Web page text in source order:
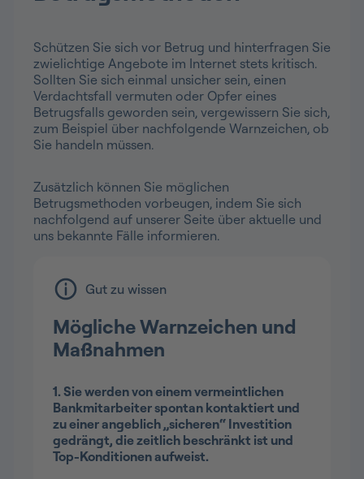
Schützen Sie sich vor Betrug und hinterfragen Sie
zwielichtige Angebote im Internet stets kritisch.
Sollten Sie sich einmal unsicher sein, einen
Verdachtsfall vermuten oder Opfer eines
Betrugsfalls geworden sein, vergewissern Sie sich,
zum Beispiel über nachfolgende Warnzeichen, ob
Sie handeln müssen.
Zusätzlich können Sie möglichen
Betrugsmethoden vorbeugen, indem Sie sich
nachfolgend auf unserer Seite über aktuelle und
uns bekannte Fälle informieren.
Gut zu wissen
Mögliche Warnzeichen und
Maßnahmen
1. Sie werden von einem vermeintlichen
Bankmitarbeiter spontan kontaktiert und
zu einer angeblich „sicheren“ Investition
gedrängt, die zeitlich beschränkt ist und
Top-Konditionen aufweist.